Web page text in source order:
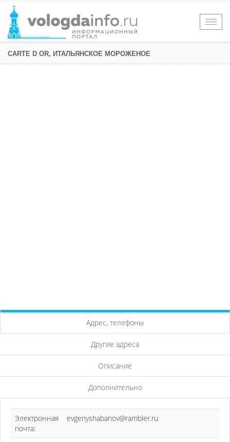
CARTE D OR, ИТАЛЬЯНСКОЕ МОРОЖЕНОЕ
Адрес, телефоны
Другие адреса
Описание
Дополнительно
Электронная
почта:
evgenyshabanov@rambler.ru